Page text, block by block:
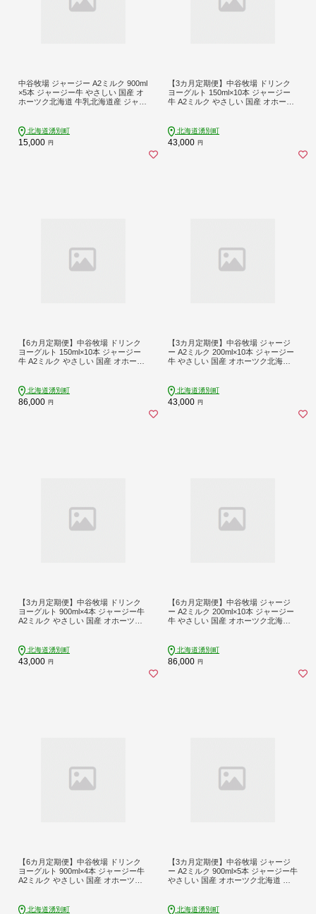
中谷牧場 ジャージー A2ミルク 900ml
×5本 ジャージー牛 やさしい 国産 オ
ホーツク北海道 牛乳北海道産 ジャー
北海道湧別町
15,000 円
【3カ月定期便】中谷牧場 ドリンク
ヨーグルト 150ml×10本 ジャージー
牛 A2ミルク やさしい 国産 オホーツ
北海道湧別町
43,000 円
【6カ月定期便】中谷牧場 ドリンク
ヨーグルト 150ml×10本 ジャージー
牛 A2ミルク やさしい 国産 オホーツ
北海道湧別町
86,000 円
【3カ月定期便】中谷牧場 ジャージ
ー A2ミルク 200ml×10本 ジャージー
牛 やさしい 国産 オホーツク北海道
こども
北海道湧別町
43,000 円
【3カ月定期便】中谷牧場 ドリンク
ヨーグルト 900ml×4本 ジャージー牛
A2ミルク やさしい 国産 オホーツク
北海道湧別町
43,000 円
【6カ月定期便】中谷牧場 ジャージ
ー A2ミルク 200ml×10本 ジャージー
牛 やさしい 国産 オホーツク北海道
こども
北海道湧別町
86,000 円
【6カ月定期便】中谷牧場 ドリンク
ヨーグルト 900ml×4本 ジャージー牛
A2ミルク やさしい 国産 オホーツク
北海道湧別町
【3カ月定期便】中谷牧場 ジャージ
ー A2ミルク 900ml×5本 ジャージー牛
やさしい 国産 オホーツク北海道 牛
こども
北海道湧別町